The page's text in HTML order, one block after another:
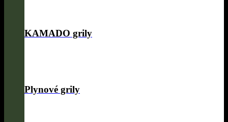
KAMADO grily
Plynové grily